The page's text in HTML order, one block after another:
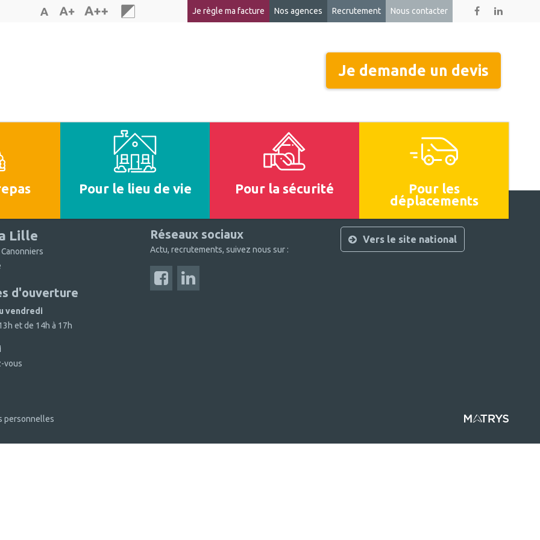
Je règle ma facture Nos agences Recrutement Nous contacter
Je demande un devis
Pour le lieu de vie Pour la sécurité
Pour les
déplacements
Lille
d'ouverture
vendredi
et de 14h à 17h
vous
Réseaux sociaux
Actu, recrutements, suivez nous sur :
Vers le site national
personnelles